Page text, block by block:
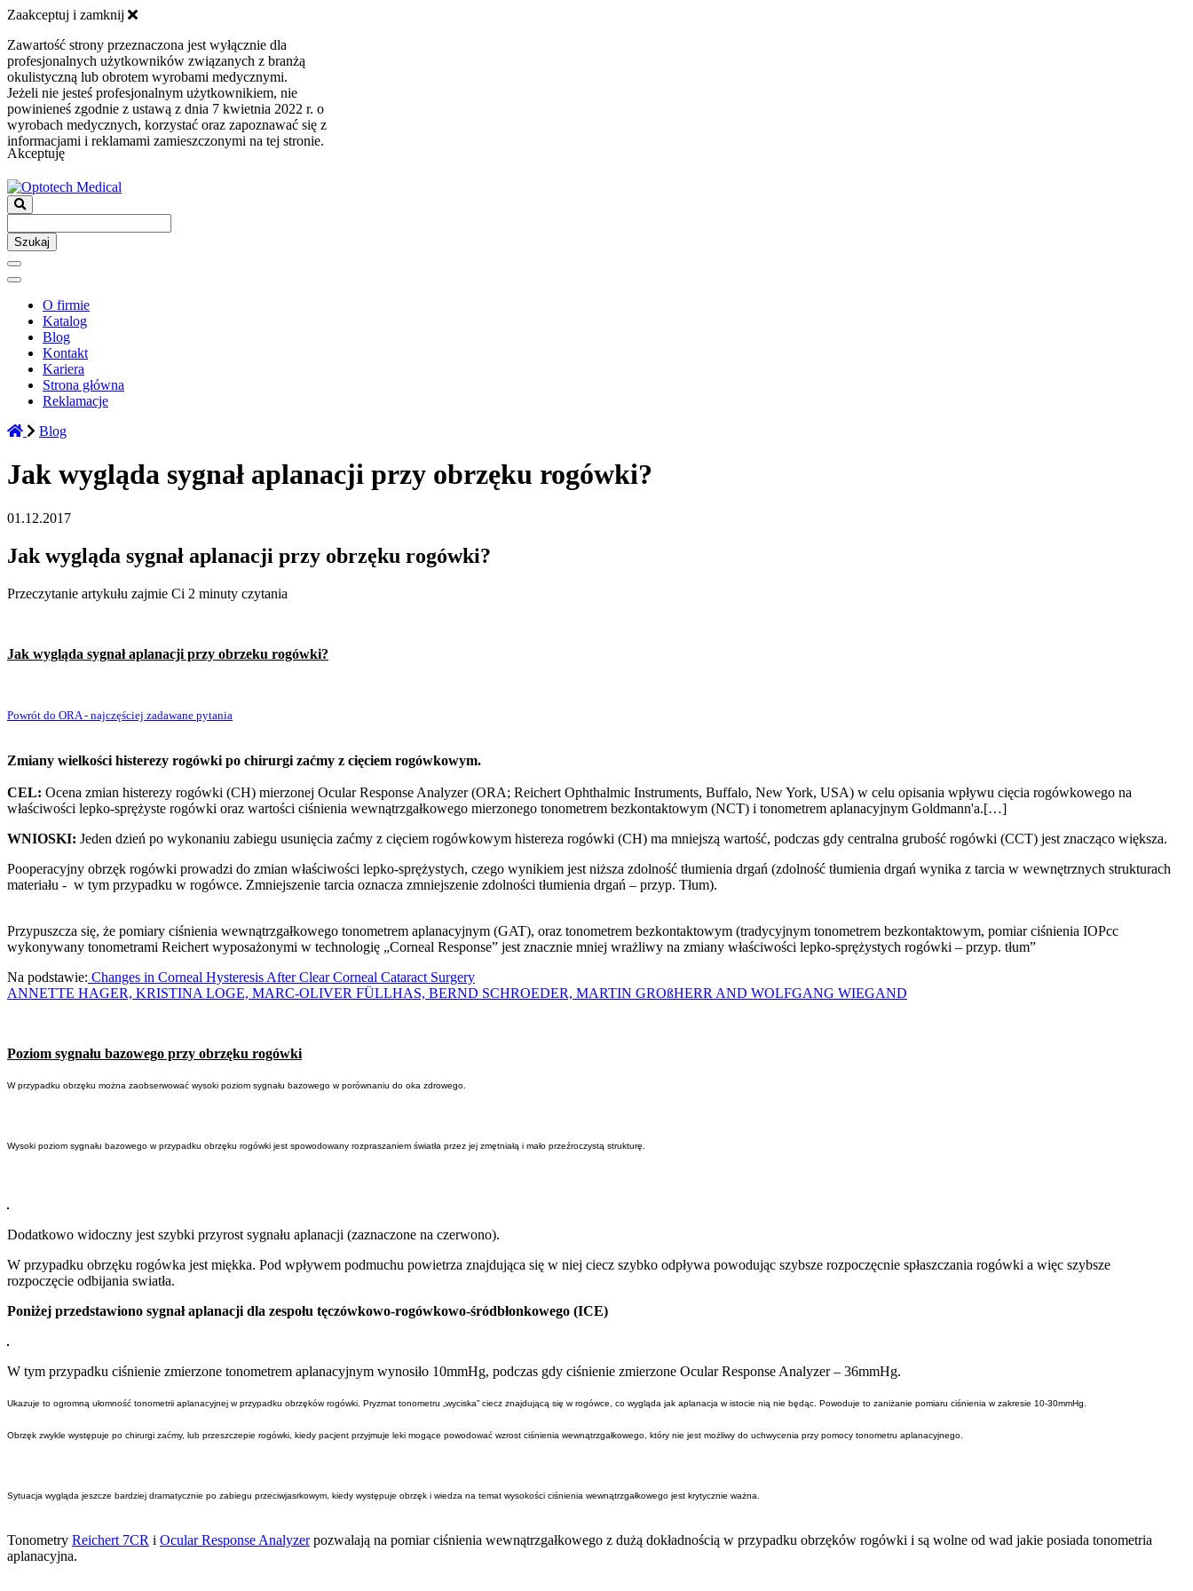
Zaakceptuj i zamknij
Zawartość strony przeznaczona jest wyłącznie dla
profesjonalnych użytkowników związanych z branżą
okulistyczną lub obrotem wyrobami medycznymi.
Jeżeli nie jesteś profesjonalnym użytkownikiem, nie
powinieneś zgodnie z ustawą z dnia 7 kwietnia 2022 r. o
wyrobach medycznych, korzystać oraz zapoznawać się z
informacjami i reklamami zamieszczonymi na tej stronie.
Akceptuję
Szukaj
O firmie
Katalog
Blog
Kontakt
Kariera
Strona główna
Reklamacje
Blog
Jak wygląda sygnał aplanacji przy obrzęku rogówki?
01.12.2017
Jak wygląda sygnał aplanacji przy obrzęku rogówki?
Przeczytanie artykułu zajmie Ci 2 minuty czytania
Jak wygląda sygnał aplanacji przy obrzeku rogówki?
Powrót do ORA - najczęściej zadawane pytania
Zmiany wielkości histerezy rogówki po chirurgi zaćmy z cięciem rogówkowym.
CEL: Ocena zmian histerezy rogówki (CH) mierzonej Ocular Response Analyzer (ORA; Reichert Ophthalmic Instruments, Buffalo, New York, USA) w celu opisania wpływu cięcia rogówkowego na
właściwości lepko-sprężyste rogówki oraz wartości ciśnienia wewnątrzgałkowego mierzonego tonometrem bezkontaktowym (NCT) i tonometrem aplanacyjnym Goldmann'a.[…]
WNIOSKI: Jeden dzień po wykonaniu zabiegu usunięcia zaćmy z cięciem rogówkowym histereza rogówki (CH) ma mniejszą wartość, podczas gdy centralna grubość rogówki (CCT) jest znacząco większa.
Pooperacyjny obrzęk rogówki prowadzi do zmian właściwości lepko-sprężystych, czego wynikiem jest niższa zdolność tłumienia drgań (zdolność tłumienia drgań wynika z tarcia w wewnętrznych strukturach
materiału - w tym przypadku w rogówce. Zmniejszenie tarcia oznacza zmniejszenie zdolności tłumienia drgań – przyp. Tłum).
Przypuszcza się, że pomiary ciśnienia wewnątrzgałkowego tonometrem aplanacyjnym (GAT), oraz tonometrem bezkontaktowym (tradycyjnym tonometrem bezkontaktowym, pomiar ciśnienia IOPcc
wykonywany tonometrami Reichert wyposażonymi w technologię „Corneal Response” jest znacznie mniej wrażliwy na zmiany właściwości lepko-sprężystych rogówki – przyp. tłum”
Na podstawie: Changes in Corneal Hysteresis After Clear Corneal Cataract Surgery
ANNETTE HAGER, KRISTINA LOGE, MARC-OLIVER FÜLLHAS, BERND SCHROEDER, MARTIN GROßHERR AND WOLFGANG WIEGAND
Poziom sygnału bazowego przy obrzęku rogówki
W przypadku obrzęku można zaobserwować wysoki poziom sygnału bazowego w porównaniu do oka zdrowego.
Wysoki poziom sygnału bazowego w przypadku obrzęku rogówki jest spowodowany rozpraszaniem światła przez jej zmętniałą i mało przeźroczystą strukturę.
Dodatkowo widoczny jest szybki przyrost sygnału aplanacji (zaznaczone na czerwono).
W przypadku obrzęku rogówka jest miękka. Pod wpływem podmuchu powietrza znajdująca się w niej ciecz szybko odpływa powodując szybsze rozpoczęcnie spłaszczania rogówki a więc szybsze
rozpoczęcie odbijania swiatła.
Poniżej przedstawiono sygnał aplanacji dla zespołu tęczówkowo-rogówkowo-śródbłonkowego (ICE)
W tym przypadku ciśnienie zmierzone tonometrem aplanacyjnym wynosiło 10mmHg, podczas gdy ciśnienie zmierzone Ocular Response Analyzer – 36mmHg.
Ukazuje to ogromną ułomność tonometrii aplanacyjnej w przypadku obrzęków rogówki. Pryzmat tonometru „wyciska” ciecz znajdującą się w rogówce, co wygląda jak aplanacja w istocie nią nie będąc. Powoduje to zaniżanie pomiaru ciśnienia w zakresie 10-30mmHg.
Obrzęk zwykle występuje po chirurgi zaćmy, lub przeszczepie rogówki, kiedy pacjent przyjmuje leki mogące powodować wzrost ciśnienia wewnątrzgałkowego, który nie jest możliwy do uchwycenia przy pomocy tonometru aplanacyjnego.
Sytuacja wygląda jeszcze bardziej dramatycznie po zabiegu przeciwjasrkowym, kiedy występuje obrzęk i wiedza na temat wysokości ciśnienia wewnątrzgałkowego jest krytycznie ważna.
Tonometry Reichert 7CR i Ocular Response Analyzerpozwalają na pomiar ciśnienia wewnątrzgałkowego z dużą dokładnością w przypadku obrzęków rogówki i są wolne od wad jakie posiada tonometria
aplanacyjna.